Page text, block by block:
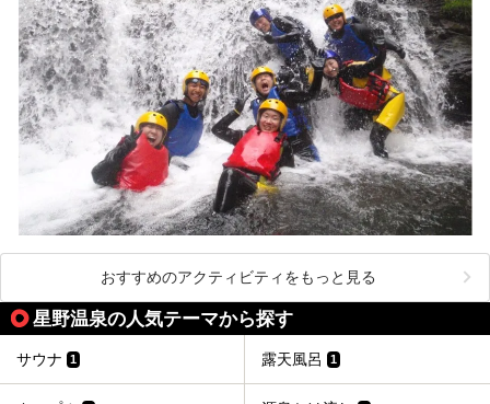
おすすめのアクティビティをもっと見る
星野温泉の人気テーマから探す
サウナ 1 露天風呂 1